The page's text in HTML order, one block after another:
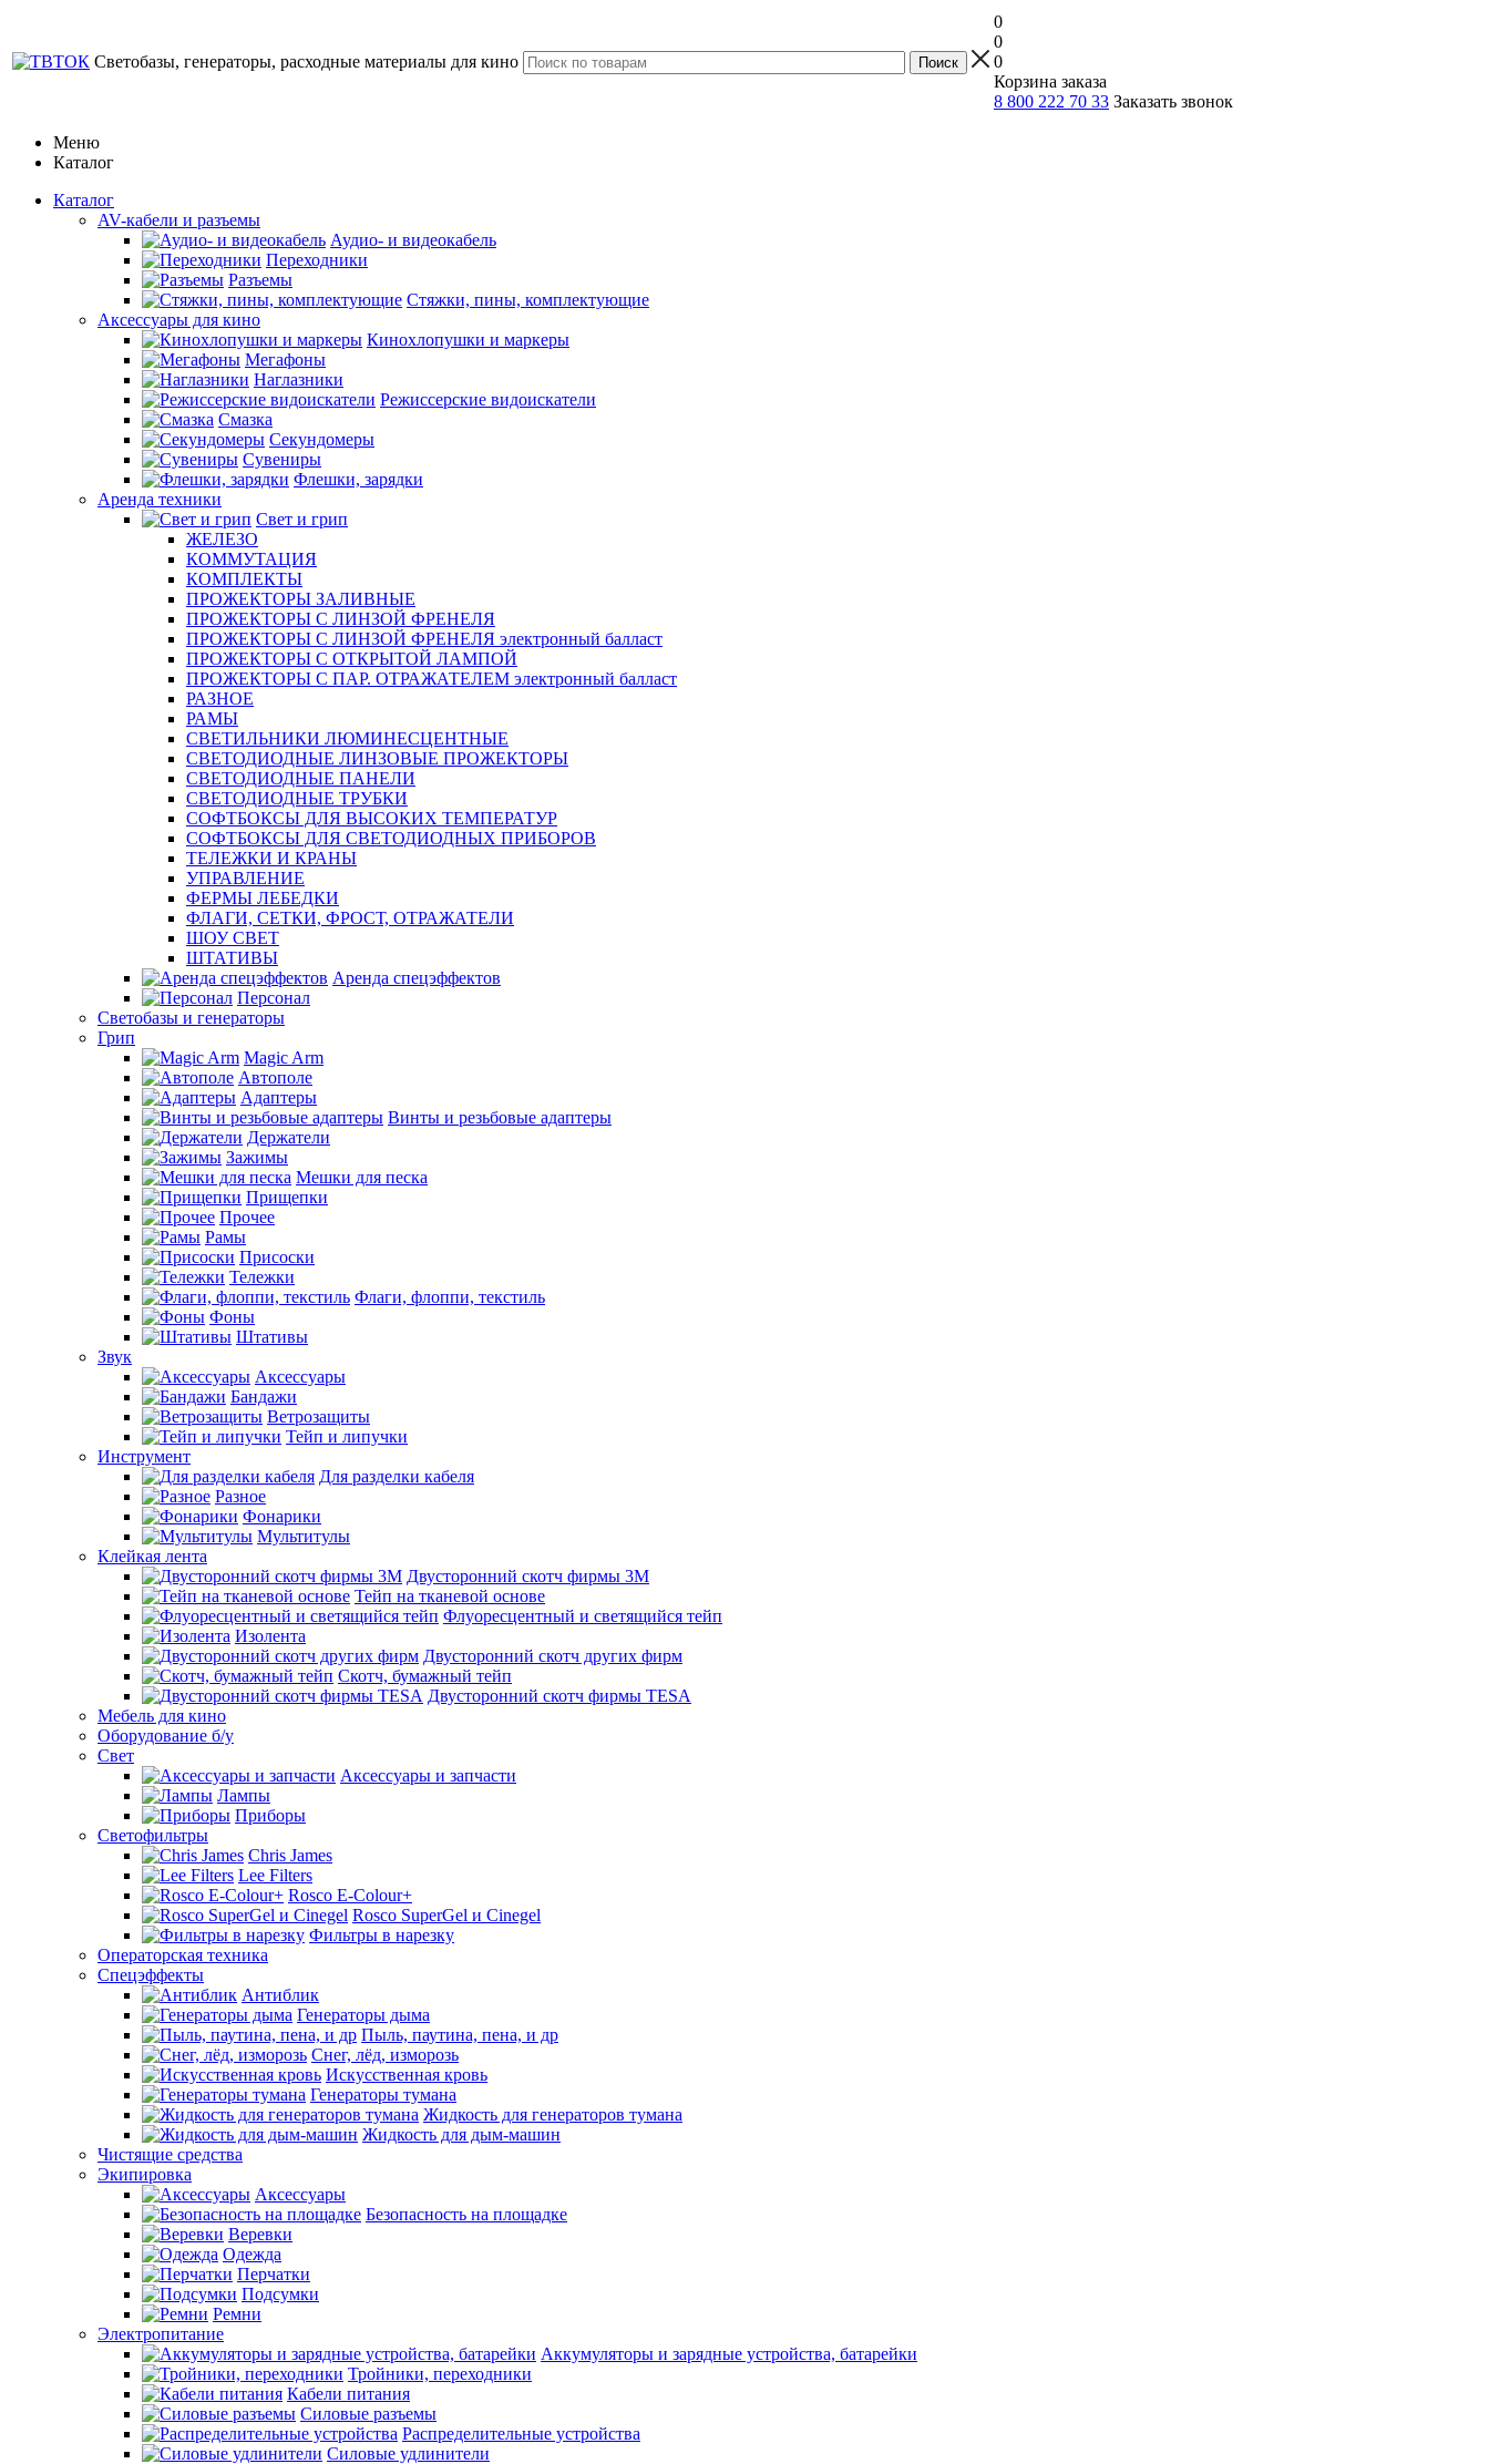
Светобазы, генераторы, расходные материалы для кино
0
0
0
Корзина заказа
8 800 222 70 33 Заказать звонок
Меню
Каталог
Каталог
AV-кабели и разъемы
Аудио- и видеокабель
Переходники
Разъемы
Стяжки, пины, комплектующие
Аксессуары для кино
Кинохлопушки и маркеры
Мегафоны
Наглазники
Режиссерские видоискатели
Смазка
Секундомеры
Сувениры
Флешки, зарядки
Аренда техники
Свет и грип
ЖЕЛЕЗО
КОММУТАЦИЯ
КОМПЛЕКТЫ
ПРОЖЕКТОРЫ ЗАЛИВНЫЕ
ПРОЖЕКТОРЫ С ЛИНЗОЙ ФРЕНЕЛЯ
ПРОЖЕКТОРЫ С ЛИНЗОЙ ФРЕНЕЛЯ электронный балласт
ПРОЖЕКТОРЫ С ОТКРЫТОЙ ЛАМПОЙ
ПРОЖЕКТОРЫ С ПАР. ОТРАЖАТЕЛЕМ электронный балласт
РАЗНОЕ
РАМЫ
СВЕТИЛЬНИКИ ЛЮМИНЕСЦЕНТНЫЕ
СВЕТОДИОДНЫЕ ЛИНЗОВЫЕ ПРОЖЕКТОРЫ
СВЕТОДИОДНЫЕ ПАНЕЛИ
СВЕТОДИОДНЫЕ ТРУБКИ
СОФТБОКСЫ ДЛЯ ВЫСОКИХ ТЕМПЕРАТУР
СОФТБОКСЫ ДЛЯ СВЕТОДИОДНЫХ ПРИБОРОВ
ТЕЛЕЖКИ И КРАНЫ
УПРАВЛЕНИЕ
ФЕРМЫ ЛЕБЕДКИ
ФЛАГИ, СЕТКИ, ФРОСТ, ОТРАЖАТЕЛИ
ШОУ СВЕТ
ШТАТИВЫ
Аренда спецэффектов
Персонал
Светобазы и генераторы
Грип
Magic Arm
Автополе
Адаптеры
Винты и резьбовые адаптеры
Держатели
Зажимы
Мешки для песка
Прищепки
Прочее
Рамы
Присоски
Тележки
Флаги, флоппи, текстиль
Фоны
Штативы
Звук
Аксессуары
Бандажи
Ветрозащиты
Тейп и липучки
Инструмент
Для разделки кабеля
Разное
Фонарики
Мультитулы
Клейкая лента
Двусторонний скотч фирмы 3M
Тейп на тканевой основе
Флуоресцентный и светящийся тейп
Изолента
Двусторонний скотч других фирм
Скотч, бумажный тейп
Двусторонний скотч фирмы TESA
Мебель для кино
Оборудование б/у
Свет
Аксессуары и запчасти
Лампы
Приборы
Светофильтры
Chris James
Lee Filters
Rosco E-Colour+
Rosco SuperGel и Cinegel
Фильтры в нарезку
Операторская техника
Спецэффекты
Антиблик
Генераторы дыма
Пыль, паутина, пена, и др
Снег, лёд, изморозь
Искусственная кровь
Генераторы тумана
Жидкость для генераторов тумана
Жидкость для дым-машин
Чистящие средства
Экипировка
Аксессуары
Безопасность на площадке
Веревки
Одежда
Перчатки
Подсумки
Ремни
Электропитание
Аккумуляторы и зарядные устройства, батарейки
Тройники, переходники
Кабели питания
Силовые разъемы
Распределительные устройства
Силовые удлинители